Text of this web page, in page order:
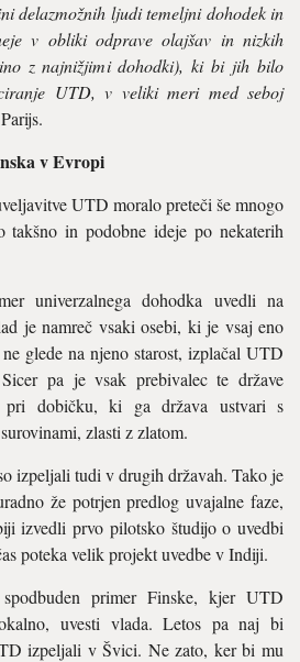
delazmožnih ljudi temeljni dohodek in
v obliki odprave olajšav in nizkih
z najnižjimi dohodki), ki bi jih bilo
UTD, v veliki meri med seboj
v Evropi
UTD moralo preteči še mnogo
takšno in podobne ideje po nekaterih
univerzalnega dohodka uvedli na
je namreč vsaki osebi, ki je vsaj eno
glede na njeno starost, izplačal UTD
pa je vsak prebivalec te države
pri dobičku, ki ga država ustvari s
zlasti z zlatom.
izpeljali tudi v drugih državah. Tako je
že potrjen predlog uvajalne faze,
izvedli prvo pilotsko študijo o uvedbi
poteka velik projekt uvedbe v Indiji.
primer Finske, kjer UTD
uvesti vlada. Letos pa naj bi
izpeljali v Švici. Ne zato, ker bi mu